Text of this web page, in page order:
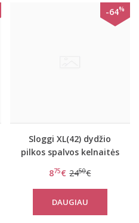
-64%
Sloggi XL(42) dydžio
pilkos spalvos kelnaitės
Shorty C2P
875€ 2450€
DAUGIAU